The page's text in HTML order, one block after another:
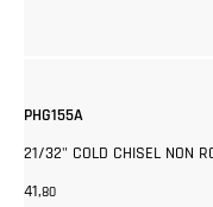
PHG155A
21/32" COLD CHISEL NON
41,80